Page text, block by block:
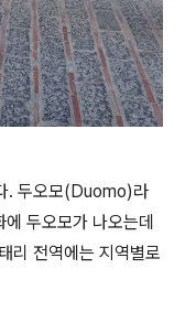
. 두오모(Duomo)라
두오모가 나오는데
리 전역에는 지역별로